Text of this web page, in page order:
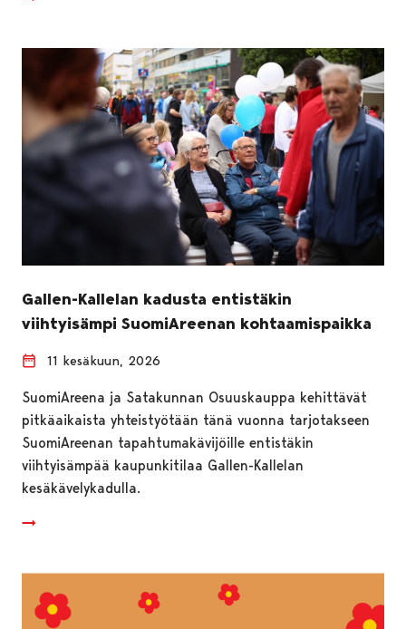
Gallen-Kallelan kadusta entistäkin
viihtyisämpi SuomiAreenan kohtaamispaikka
11 kesäkuun, 2026
SuomiAreena ja Satakunnan Osuuskauppa kehittävät
pitkäaikaista yhteistyötään tänä vuonna tarjotakseen
SuomiAreenan tapahtumakävijöille entistäkin
viihtyisämpää kaupunkitilaa Gallen-Kallelan
kesäkävelykadulla.